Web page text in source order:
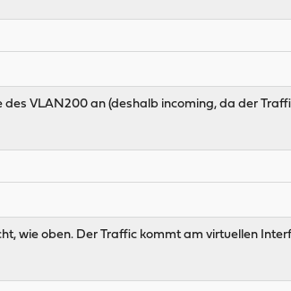
VLAN200 an (deshalb incoming, da der
wie oben. Der Traffic kommt am virtuellen